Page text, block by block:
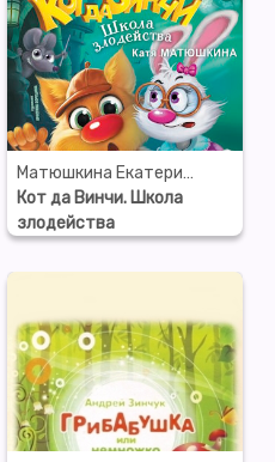
Матюшкина Екатерина Александровна
Кот да Винчи. Школа
злодейства